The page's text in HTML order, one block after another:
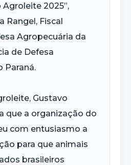
2025”,
Rangel, Fiscal
Agropecuária da
de Defesa
Paraná.
Gustavo
que a organização do
com entusiasmo a
para que animais
brasileiros